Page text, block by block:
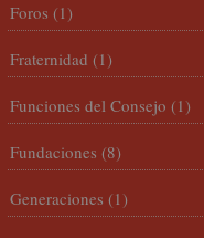
Foros (1)
Fraternidad (1)
Funciones del Consejo (1)
Fundaciones (8)
Generaciones (1)